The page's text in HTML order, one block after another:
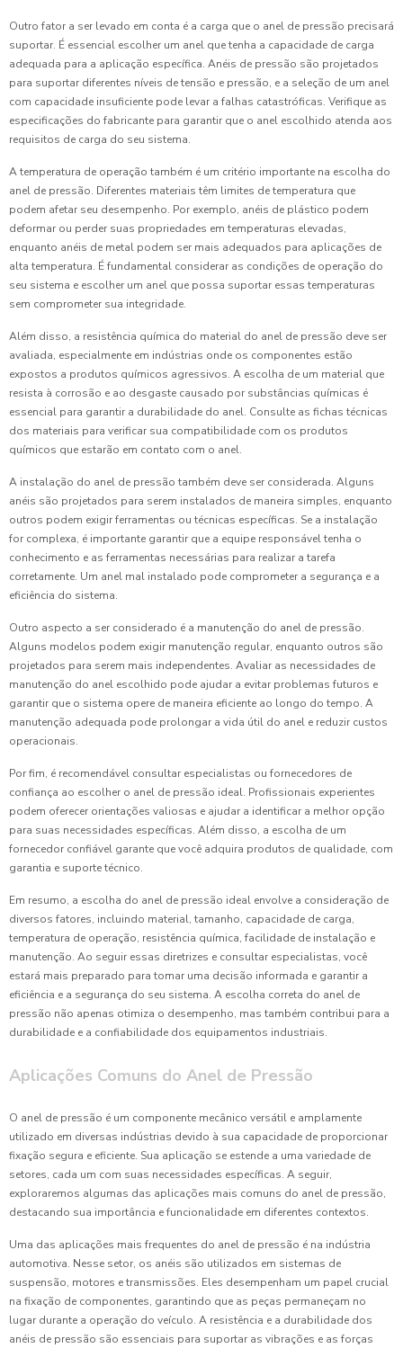
Outro fator a ser levado em conta é a carga que o anel de pressão precisará
suportar. É essencial escolher um anel que tenha a capacidade de carga
adequada para a aplicação específica. Anéis de pressão são projetados
para suportar diferentes níveis de tensão e pressão, e a seleção de um anel
com capacidade insuficiente pode levar a falhas catastróficas. Verifique as
especificações do fabricante para garantir que o anel escolhido atenda aos
requisitos de carga do seu sistema.
A temperatura de operação também é um critério importante na escolha do
anel de pressão. Diferentes materiais têm limites de temperatura que
podem afetar seu desempenho. Por exemplo, anéis de plástico podem
deformar ou perder suas propriedades em temperaturas elevadas,
enquanto anéis de metal podem ser mais adequados para aplicações de
alta temperatura. É fundamental considerar as condições de operação do
seu sistema e escolher um anel que possa suportar essas temperaturas
sem comprometer sua integridade.
Além disso, a resistência química do material do anel de pressão deve ser
avaliada, especialmente em indústrias onde os componentes estão
expostos a produtos químicos agressivos. A escolha de um material que
resista à corrosão e ao desgaste causado por substâncias químicas é
essencial para garantir a durabilidade do anel. Consulte as fichas técnicas
dos materiais para verificar sua compatibilidade com os produtos
químicos que estarão em contato com o anel.
A instalação do anel de pressão também deve ser considerada. Alguns
anéis são projetados para serem instalados de maneira simples, enquanto
outros podem exigir ferramentas ou técnicas específicas. Se a instalação
for complexa, é importante garantir que a equipe responsável tenha o
conhecimento e as ferramentas necessárias para realizar a tarefa
corretamente. Um anel mal instalado pode comprometer a segurança e a
eficiência do sistema.
Outro aspecto a ser considerado é a manutenção do anel de pressão.
Alguns modelos podem exigir manutenção regular, enquanto outros são
projetados para serem mais independentes. Avaliar as necessidades de
manutenção do anel escolhido pode ajudar a evitar problemas futuros e
garantir que o sistema opere de maneira eficiente ao longo do tempo. A
manutenção adequada pode prolongar a vida útil do anel e reduzir custos
operacionais.
Por fim, é recomendável consultar especialistas ou fornecedores de
confiança ao escolher o anel de pressão ideal. Profissionais experientes
podem oferecer orientações valiosas e ajudar a identificar a melhor opção
para suas necessidades específicas. Além disso, a escolha de um
fornecedor confiável garante que você adquira produtos de qualidade, com
garantia e suporte técnico.
Em resumo, a escolha do anel de pressão ideal envolve a consideração de
diversos fatores, incluindo material, tamanho, capacidade de carga,
temperatura de operação, resistência química, facilidade de instalação e
manutenção. Ao seguir essas diretrizes e consultar especialistas, você
estará mais preparado para tomar uma decisão informada e garantir a
eficiência e a segurança do seu sistema. A escolha correta do anel de
pressão não apenas otimiza o desempenho, mas também contribui para a
durabilidade e a confiabilidade dos equipamentos industriais.
Aplicações Comuns do Anel de Pressão
O anel de pressão é um componente mecânico versátil e amplamente
utilizado em diversas indústrias devido à sua capacidade de proporcionar
fixação segura e eficiente. Sua aplicação se estende a uma variedade de
setores, cada um com suas necessidades específicas. A seguir,
exploraremos algumas das aplicações mais comuns do anel de pressão,
destacando sua importância e funcionalidade em diferentes contextos.
Uma das aplicações mais frequentes do anel de pressão é na indústria
automotiva. Nesse setor, os anéis são utilizados em sistemas de
suspensão, motores e transmissões. Eles desempenham um papel crucial
na fixação de componentes, garantindo que as peças permaneçam no
lugar durante a operação do veículo. A resistência e a durabilidade dos
anéis de pressão são essenciais para suportar as vibrações e as forças